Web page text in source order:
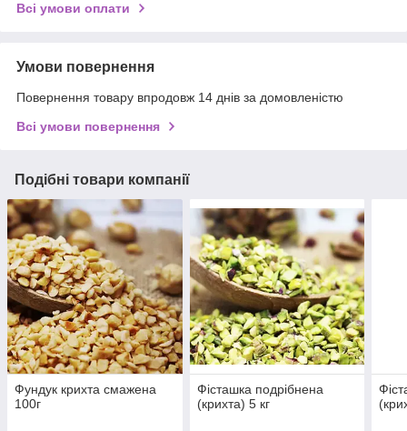
Всі умови оплати
Умови повернення
Повернення товару впродовж 14 днів за домовленістю
Всі умови повернення
Подібні товари компанії
Фундук крихта смажена
100г
Фісташка подрібнена
(крихта) 5 кг